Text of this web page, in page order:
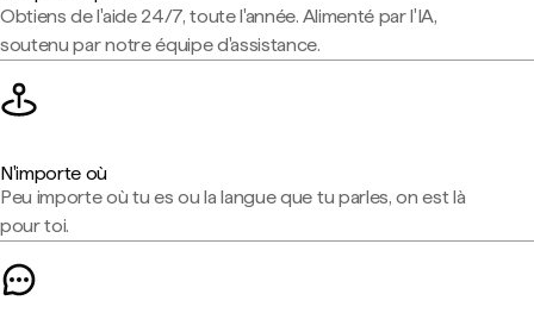
Obtiens de l'aide 24/7, toute l'année. Alimenté par l'IA,
soutenu par notre équipe d'assistance.
N'importe où
Peu importe où tu es ou la langue que tu parles, on est là
pour toi.